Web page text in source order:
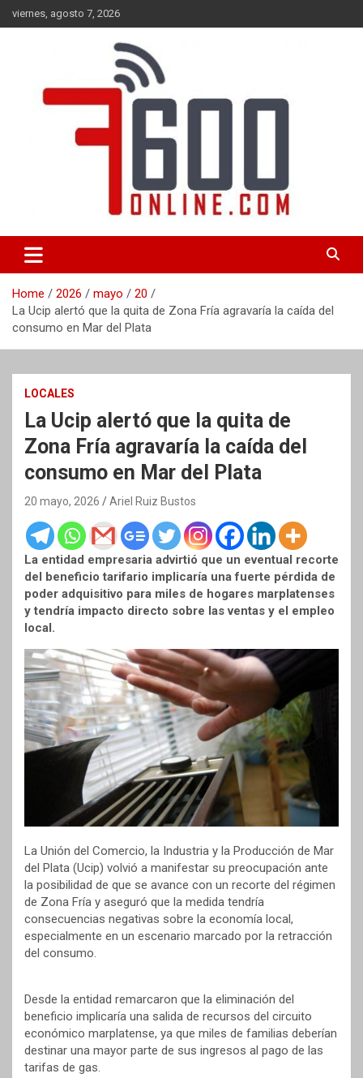
Skip
to
viernes, agosto 7, 2026
7600 online
nacional e internacional, deportiva y cultural.
Home 2026 mayo
20
La Ucip alertó que la quita de Zona Fría agravaría la caída del
consumo en Mar del Plata
LOCALES
La Ucip alertó que la quita de
Zona Fría agravaría la caída del
consumo en Mar del Plata
20 mayo, 2026 Ariel Ruiz Bustos
La entidad empresaria advirtió que un eventual recorte
del beneficio tarifario implicaría una fuerte pérdida de
poder adquisitivo para miles de hogares marplatenses
y tendría impacto directo sobre las ventas y el empleo
local.
La Unión del Comercio, la Industria y la Producción de Mar
del Plata (Ucip) volvió a manifestar su preocupación ante
la posibilidad de que se avance con un recorte del régimen
de Zona Fría y aseguró que la medida tendría
consecuencias negativas sobre la economía local,
especialmente en un escenario marcado por la retracción
del consumo.
Desde la entidad remarcaron que la eliminación del
beneficio implicaría una salida de recursos del circuito
económico marplatense, ya que miles de familias deberían
destinar una mayor parte de sus ingresos al pago de las
tarifas de gas.